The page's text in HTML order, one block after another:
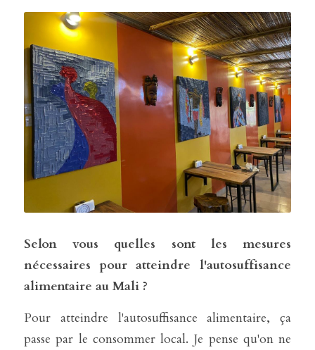
Selon vous quelles sont les mesures
nécessaires pour atteindre l'autosuffisance
alimentaire au Mali ?
Pour atteindre l'autosuffisance alimentaire, ça
passe par le consommer local. Je pense qu'on ne